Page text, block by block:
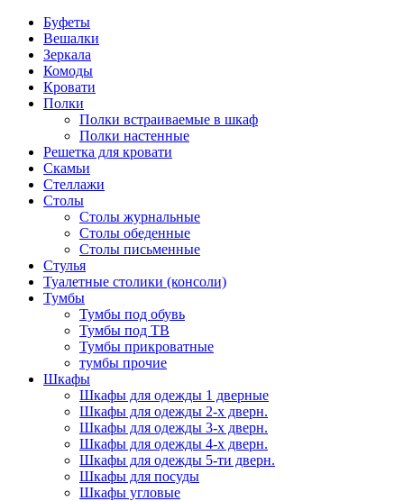
Буфеты
Вешалки
Зеркала
Комоды
Кровати
Полки
Полки встраиваемые в шкаф
Полки настенные
Решетка для кровати
Скамьи
Стеллажи
Столы
Столы журнальные
Столы обеденные
Столы письменные
Стулья
Туалетные столики (консоли)
Тумбы
Тумбы под обувь
Тумбы под ТВ
Тумбы прикроватные
тумбы прочие
Шкафы
Шкафы для одежды 1 дверные
Шкафы для одежды 2-х дверн.
Шкафы для одежды 3-х дверн.
Шкафы для одежды 4-х дверн.
Шкафы для одежды 5-ти дверн.
Шкафы для посуды
Шкафы угловые